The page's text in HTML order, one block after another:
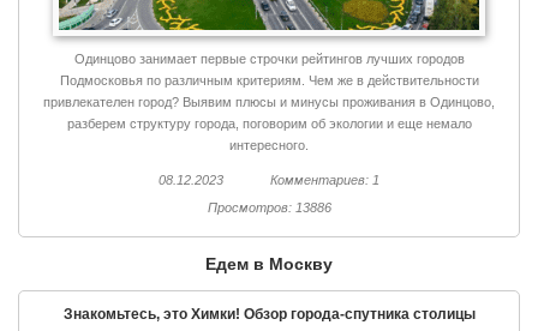
Одинцово занимает первые строчки рейтингов лучших городов
Подмосковья по различным критериям. Чем же в действительности
привлекателен город? Выявим плюсы и минусы проживания в Одинцово,
разберем структуру города, поговорим об экологии и еще немало
интересного.
08.12.2023
Комментариев: 1
Просмотров: 13886
Едем в Москву
Знакомьтесь, это Химки! Обзор города-спутника столицы